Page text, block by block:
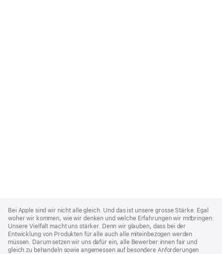
Footer
Bei Apple sind wir nicht alle gleich. Und das ist unsere grosse Stärke. Egal
woher wir kommen, wie wir denken und welche Erfahrungen wir mitbringen:
Unsere Vielfalt macht uns stärker. Denn wir glauben, dass bei der
Entwicklung von Produkten für alle auch alle miteinbezogen werden
müssen. Darum setzen wir uns dafür ein, alle Bewerber:innen fair und
gleich zu behandeln sowie angemessen auf besondere Anforderungen